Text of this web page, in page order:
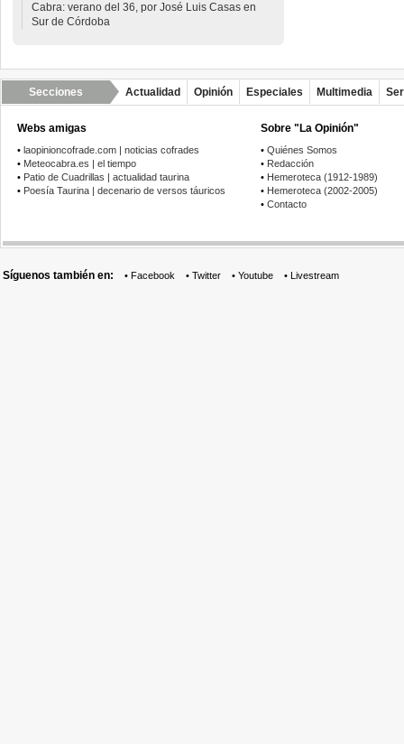
Cabra: verano del 36, por José Luis Casas en
Sur de Córdoba
Secciones Actualidad Opinión Especiales Multimedia
Webs amigas
• laopinioncofrade.com | noticias cofrades
• Meteocabra.es | el tiempo
• Patio de Cuadrillas | actualidad taurina
• Poesía Taurina | decenario de versos táuricos
Sobre "La Opinión"
• Quiénes Somos
• Redacción
• Hemeroteca (1912-1989)
• Hemeroteca (2002-2005)
• Contacto
Síguenos también en: • Facebook • Twitter • Youtube • Livestream